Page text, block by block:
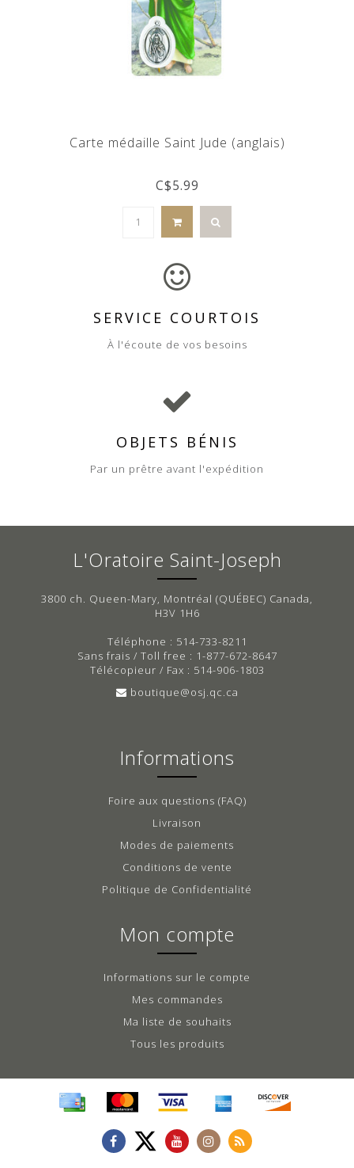
Carte médaille Saint Jude (anglais)
C$5.99
SERVICE COURTOIS
À l'écoute de vos besoins
OBJETS BÉNIS
Par un prêtre avant l'expédition
L'Oratoire Saint-Joseph
3800 ch. Queen-Mary, Montréal (QUÉBEC) Canada,
H3V 1H6
Téléphone : 514-733-8211
Sans frais / Toll free : 1-877-672-8647
Télécopieur / Fax : 514-906-1803
boutique@osj.qc.ca
Informations
Foire aux questions (FAQ)
Livraison
Modes de paiements
Conditions de vente
Politique de Confidentialité
Mon compte
Informations sur le compte
Mes commandes
Ma liste de souhaits
Tous les produits